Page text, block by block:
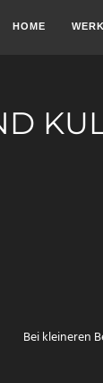
HOME
Bei kleineren